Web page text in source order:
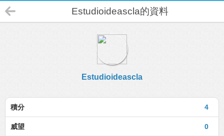
Estudioideascla的資料
Estudioideascla
4
積分
0
威望